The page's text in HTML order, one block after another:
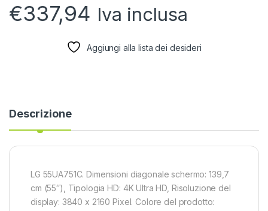
€337,94 Iva inclusa
Aggiungi alla lista dei desideri
Descrizione
LG 55UA751C. Dimensioni diagonale schermo: 139,7
cm (55″), Tipologia HD: 4K Ultra HD, Risoluzione del
display: 3840 x 2160 Pixel. Colore del prodotto: